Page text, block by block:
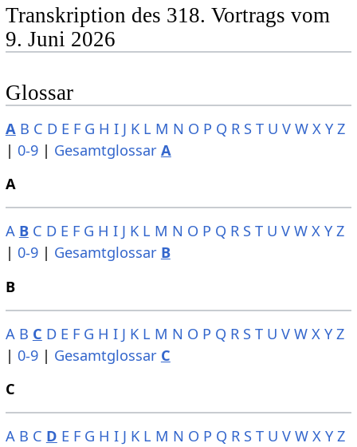
Transkription des 318. Vortrags vom
9. Juni 2026
Glossar
A B C D E F G H I J K L M N O P Q R S T U V W X Y Z
| 0-9| Gesamtglossar A
A
A B C D E F G H I J K L M N O P Q R S T U V W X Y Z
| 0-9| Gesamtglossar B
B
A B C D E F G H I J K L M N O P Q R S T U V W X Y Z
| 0-9| Gesamtglossar C
C
A B C D E F G H I J K L M N O P Q R S T U V W X Y Z